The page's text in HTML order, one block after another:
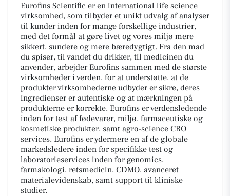
Eurofins Scientific er en international life science
virksomhed, som tilbyder et unikt udvalg af analyser
til kunder inden for mange forskellige industrier,
med det formål at gøre livet og vores miljø mere
sikkert, sundere og mere bæredygtigt. Fra den mad
du spiser, til vandet du drikker, til medicinen du
anvender, arbejder Eurofins sammen med de største
virksomheder i verden, for at understøtte, at de
produkter virksomhederne udbyder er sikre, deres
ingredienser er autentiske og at mærkningen på
produkterne er korrekte. Eurofins er verdensledende
inden for test af fødevarer, miljø, farmaceutiske og
kosmetiske produkter, samt agro-science CRO
services. Eurofins er ydermere en af de globale
markedsledere inden for specifikke test og
laboratorieservices inden for genomics,
farmakologi, retsmedicin, CDMO, avanceret
materialevidenskab, samt support til kliniske
studier.